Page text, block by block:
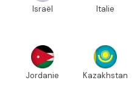
Israël Italie
Jordanie Kazakhstan